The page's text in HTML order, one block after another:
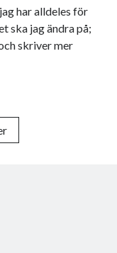
har alldeles för
ska jag ändra på;
skriver mer